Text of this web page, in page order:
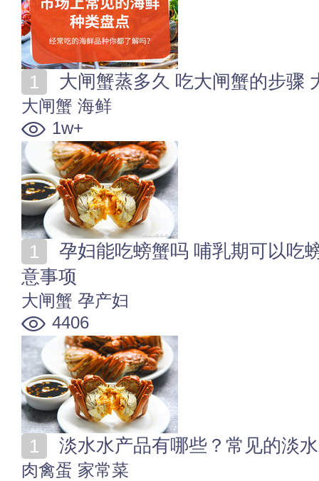
大闸蟹蒸多久 吃大闸蟹的步骤
大闸蟹 海鲜
1w+
意事项
大闸蟹 孕产妇
4406
淡水水产品有哪些？常见的淡
肉禽蛋 家常菜